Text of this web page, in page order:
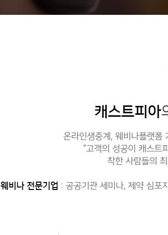
캐스트피아
온라인생중계, 웨비나플랫폼
“고객의 성공이 캐스트
착한 사람들의
웨비나 전문기업 : 공공기관 세미나, 제약 심포